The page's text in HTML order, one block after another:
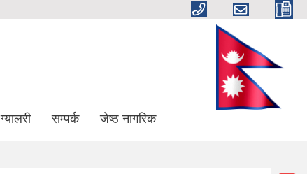
ग्यालरी सम्पर्क जेष्ठ नागरिक